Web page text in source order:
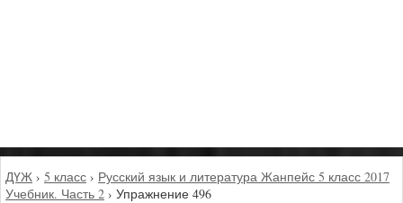
ДҮЖ › 5 класс › Русский язык и литература Жанпейс 5 класс 2017
Учебник. Часть 2 › Упражнение 496